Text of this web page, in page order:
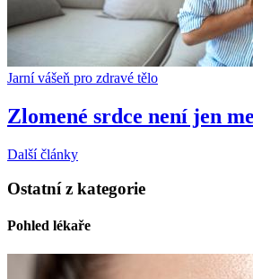
Jarní vášeň pro zdravé tělo
Zlomené srdce není jen
Další články
Ostatní z kategorie
Pohled lékaře